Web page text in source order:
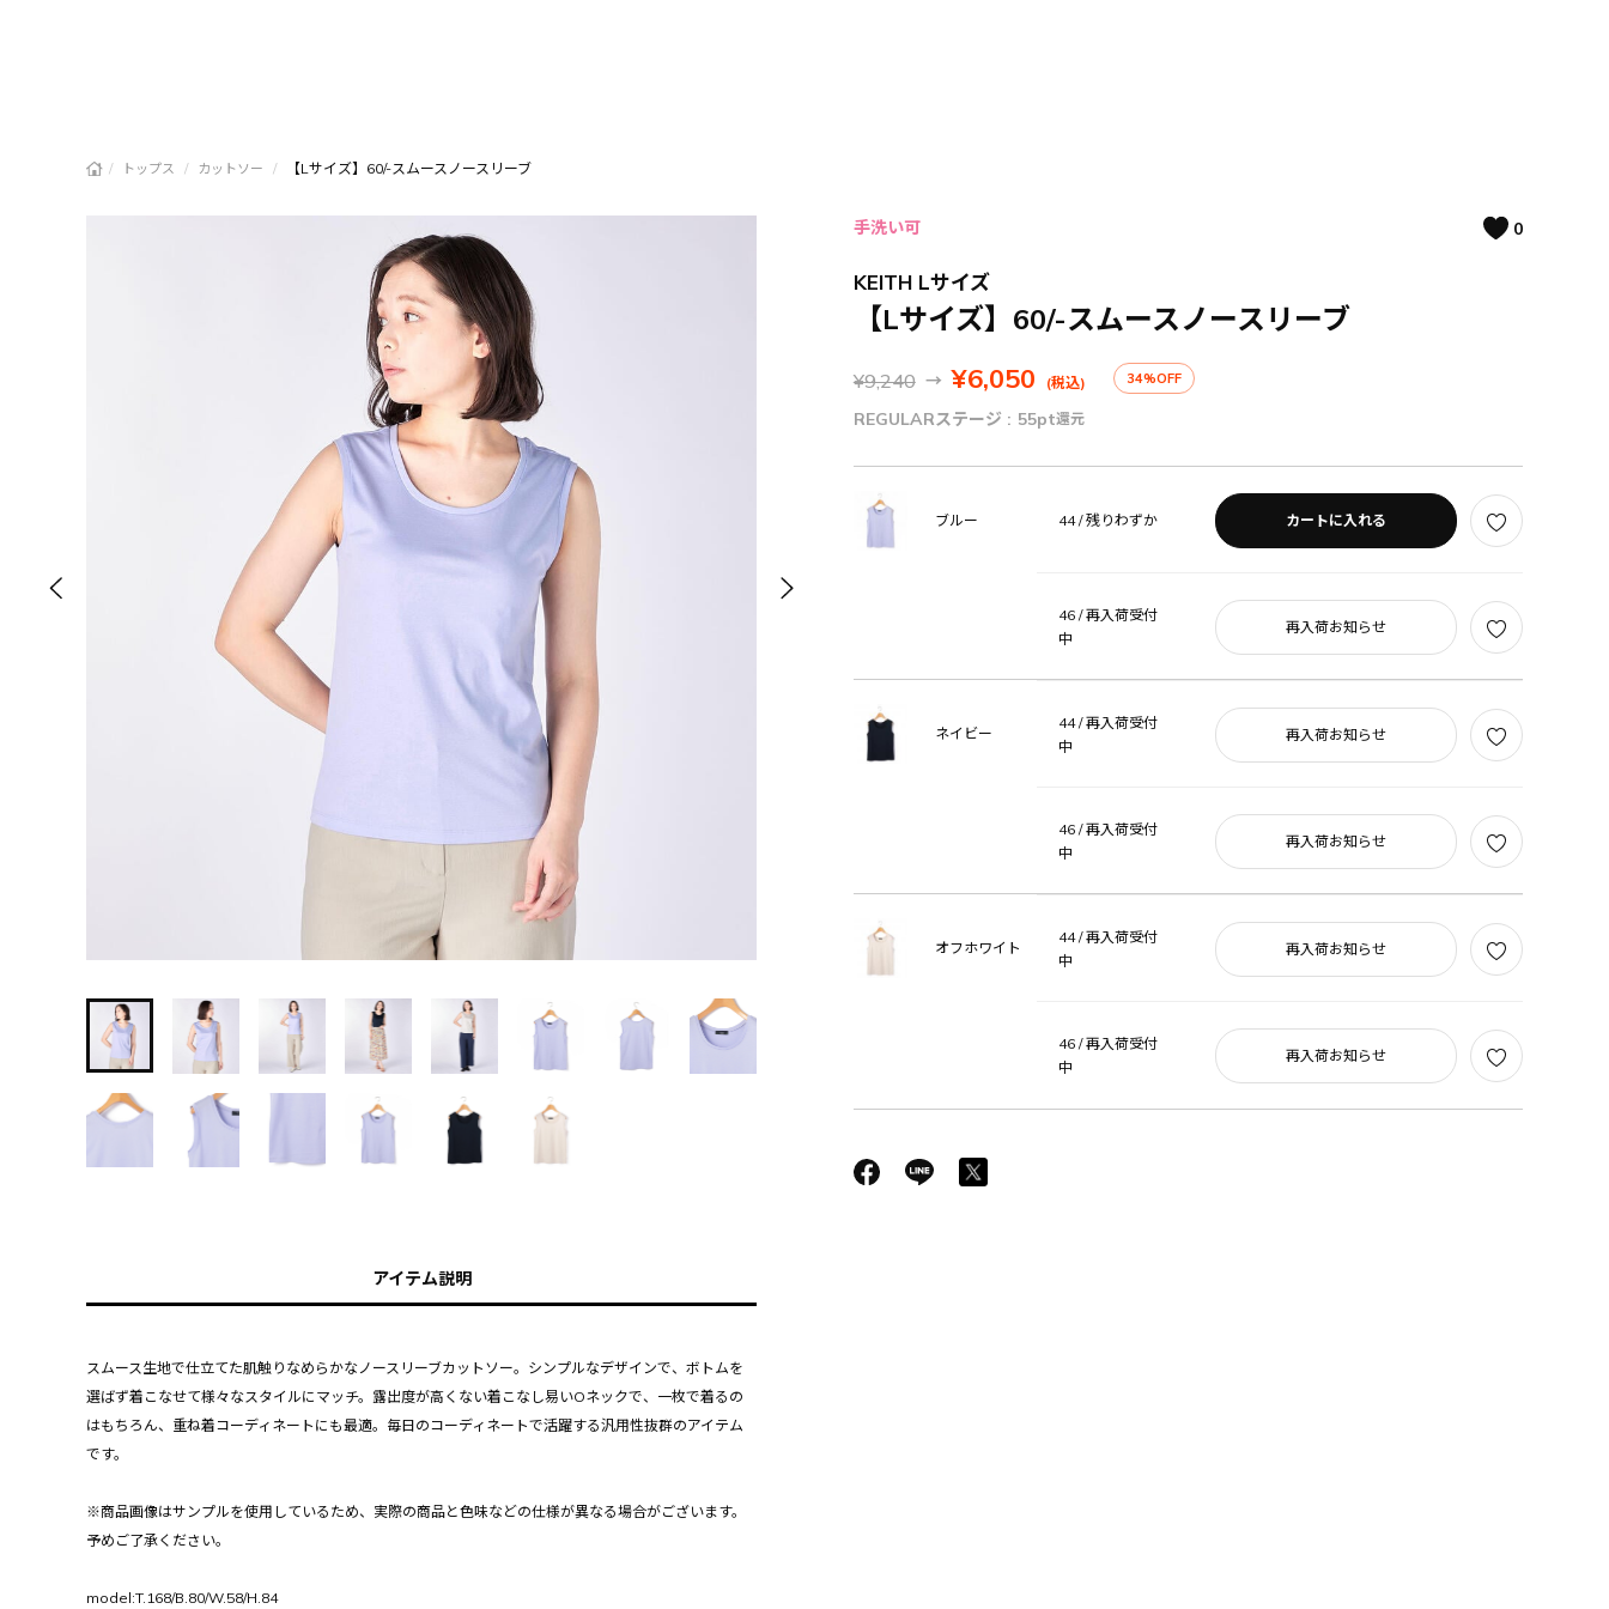
/ トップス / カットソー / 【Lサイズ】60/-スムースノースリーブ
アイテム説明
スムース生地で仕立てた肌触りなめらかなノースリーブカットソー。シンプルなデザインで、ボトムを
選ばず着こなせて様々なスタイルにマッチ。露出度が高くない着こなし易いOネックで、一枚で着るの
はもちろん、重ね着コーディネートにも最適。毎日のコーディネートで活躍する汎用性抜群のアイテム
です。
※商品画像はサンプルを使用しているため、実際の商品と色味などの仕様が異なる場合がございます。
予めご了承ください。
model:T.168/B.80/W.58/H.84
手洗い可 0
KEITH Lサイズ
【Lサイズ】60/-スムースノースリーブ
¥9,240 → ¥6,050 (税込) 34%OFF
REGULARステージ : 55pt還元
ブルー 44 /残りわずか カートに入れる
46 /再入荷受付
中
再入荷お知らせ
ネイビー
44 /再入荷受付
中
再入荷お知らせ
46 /再入荷受付
中
再入荷お知らせ
オフホワイト
44 /再入荷受付
中
再入荷お知らせ
46 /再入荷受付
中
再入荷お知らせ